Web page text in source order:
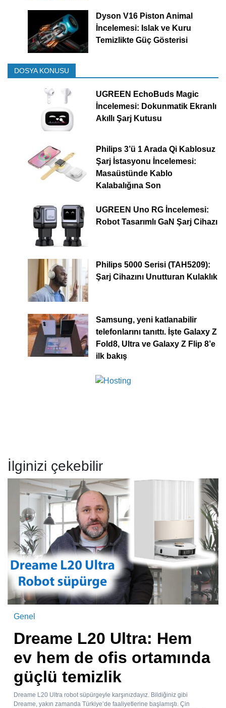
Dyson V16 Piston Animal
İncelemesi: Islak ve Kuru
Temizlikte Güç Gösterisi
DOSYA KONUSU
UGREEN EchoBuds Magic
İncelemesi: Dokunmatik Ekranlı
Akıllı Şarj Kutusu
Philips 3’ü 1 Arada Qi Kablosuz
Şarj İstasyonu İncelemesi:
Masaüstünde Kablo
Kalabalığına Son
UGREEN Uno RG İncelemesi:
Robot Tasarımlı GaN Şarj Cihazı
Philips 5000 Serisi (TAH5209):
Şarj Cihazını Unutturan Kulaklık
Samsung, yeni katlanabilir
telefonlarını tanıttı. İşte Galaxy Z
Fold8, Ultra ve Galaxy Z Flip 8’e
ilk bakış
İlginizi çekebilir
Genel
Dreame L20 Ultra: Hem
ev hem de ofis ortamında
güçlü temizlik
Dreame L20 Ultra robot süpürgeyle karşınızdayız. Bildiğiniz gibi
Dreame, yakın zamanda Türkiye’de faaliyetlerine başlamıştı. Çin